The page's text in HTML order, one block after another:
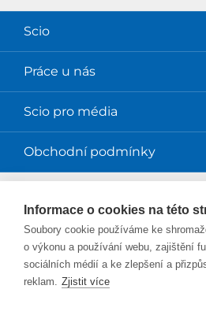
Scio
Práce u nás
Scio pro média
Obchodní podmínky
Magazín Perpetuum
Blog Smysl v práci
Informace o cookies na této
Soubory cookie používáme ke
o výkonu a používání webu, zajištění
sociálních médií a ke zlepšení a
reklam. Zjistit více